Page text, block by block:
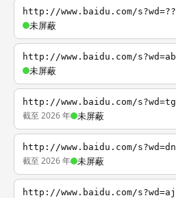
http://www.baidu.com/s?wd=??
未屏蔽
http://www.baidu.com/s?wd=ab
未屏蔽
http://www.baidu.com/s?wd=tg
截至 2026 年 未屏蔽
http://www.baidu.com/s?wd=dn
截至 2026 年 未屏蔽
http://www.baidu.com/s?wd=aj